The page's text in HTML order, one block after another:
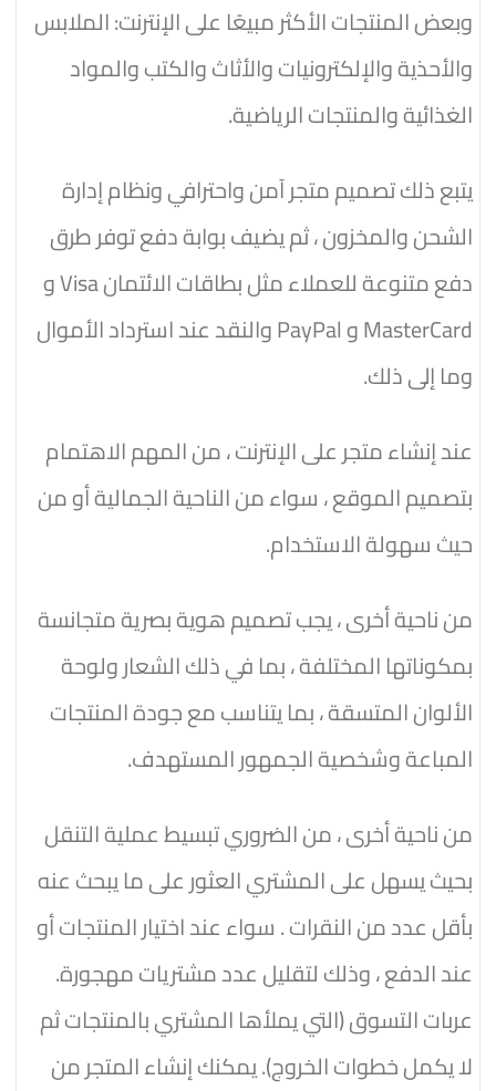
وبعض المنتجات الأكثر مبيعًا على الإنترنت: الملابس
والأحذية والإلكترونيات والأثاث والكتب والمواد
الغذائية والمنتجات الرياضية.
يتبع ذلك تصميم متجر آمن واحترافي ونظام إدارة
الشحن والمخزون ، ثم يضيف بوابة دفع توفر طرق
دفع متنوعة للعملاء مثل بطاقات الائتمان Visa و
MasterCard و PayPal والنقد عند استرداد الأموال
وما إلى ذلك.
عند إنشاء متجر على الإنترنت ، من المهم الاهتمام
بتصميم الموقع ، سواء من الناحية الجمالية أو من
حيث سهولة الاستخدام.
من ناحية أخرى ، يجب تصميم هوية بصرية متجانسة
بمكوناتها المختلفة ، بما في ذلك الشعار ولوحة
الألوان المتسقة ، بما يتناسب مع جودة المنتجات
المباعة وشخصية الجمهور المستهدف.
من ناحية أخرى ، من الضروري تبسيط عملية التنقل
بحيث يسهل على المشتري العثور على ما يبحث عنه
بأقل عدد من النقرات . سواء عند اختيار المنتجات أو
عند الدفع ، وذلك لتقليل عدد مشتريات مهجورة.
عربات التسوق (التي يملأها المشتري بالمنتجات ثم
لا يكمل خطوات الخروج). يمكنك إنشاء المتجر من